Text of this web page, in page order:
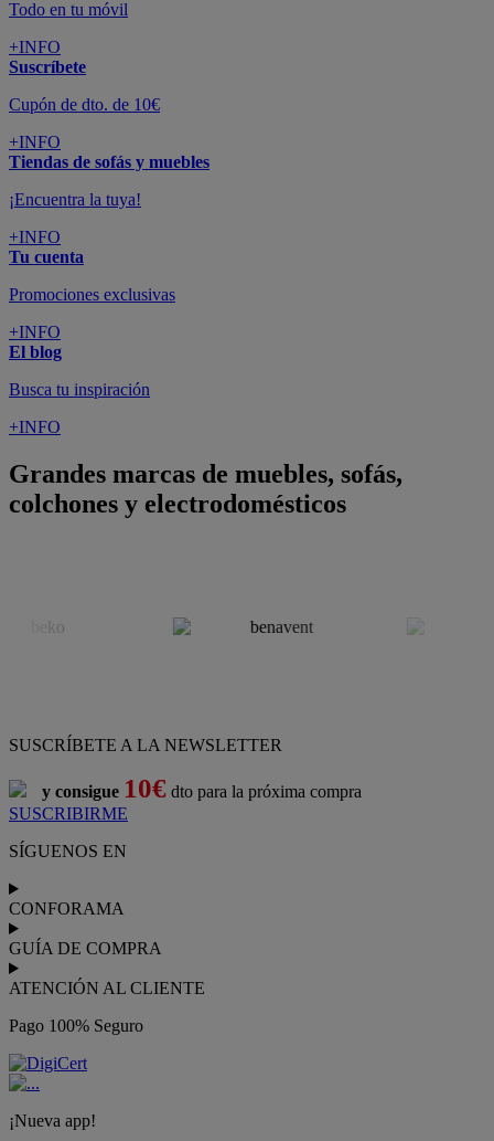
Todo en tu móvil
+INFO
Suscríbete
Cupón de dto. de 10€
+INFO
Tiendas de sofás y muebles
¡Encuentra la tuya!
+INFO
Tu cuenta
Promociones exclusivas
+INFO
El blog
Busca tu inspiración
+INFO
Grandes marcas de muebles, sofás,
colchones y electrodomésticos
SUSCRÍBETE A LA NEWSLETTER
y consigue 10€ dto para la próxima compra
SUSCRIBIRME
SÍGUENOS EN
CONFORAMA
GUÍA DE COMPRA
ATENCIÓN AL CLIENTE
Pago 100% Seguro
¡Nueva app!